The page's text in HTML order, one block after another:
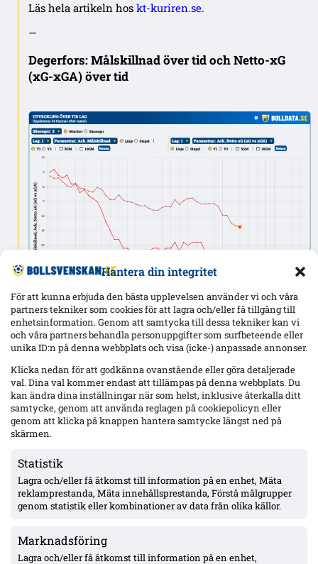
Hantera din integritet
För att kunna erbjuda den bästa upplevelsen använder vi och våra
partners tekniker som cookies för att lagra och/eller få tillgång till
enhetsinformation. Genom att samtycka till dessa tekniker kan vi
och våra partners behandla personuppgifter som surfbeteende eller
unika ID:n på denna webbplats och visa (icke-) anpassade annonser.
Klicka nedan för att godkänna ovanstående eller göra detaljerade
val. Dina val kommer endast att tillämpas på denna webbplats. Du
kan ändra dina inställningar när som helst, inklusive återkalla ditt
samtycke, genom att använda reglagen på cookiepolicyn eller
genom att klicka på knappen hantera samtycke längst ned på
skärmen.
Statistik
Lagra och/eller få åtkomst till information på en enhet, Mäta
reklamprestanda, Mäta innehållsprestanda, Förstå målgrupper
genom statistik eller kombinationer av data från olika källor.
Marknadsföring
Lagra och/eller få åtkomst till information på en enhet,
Läs hela artikeln hos kt-kuriren.se.
—
Degerfors: Målskillnad över tid och Netto-xG
(xG-xGA) över tid
Grafik: Bolldata.se
NYHETSREDAKTIONEN
Källor: kt-kuriren.se bolldata.se